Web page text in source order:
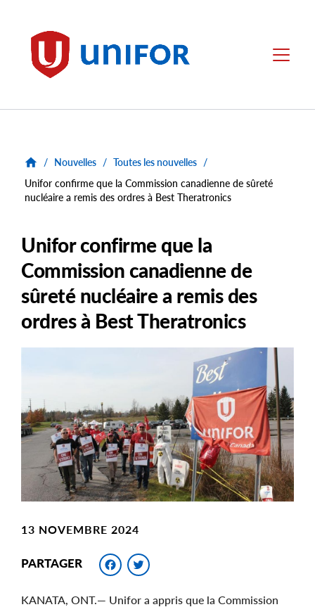
Unifor Menu
/ Nouvelles / Toutes les nouvelles /
Unifor confirme que la Commission canadienne de sûreté
nucléaire a remis des ordres à Best Theratronics
Unifor confirme que la
Commission canadienne de
sûreté nucléaire a remis des
ordres à Best Theratronics
13 NOVEMBRE 2024
PARTAGER Facebook
KANATA, ONT.— Unifor a appris que la Commission